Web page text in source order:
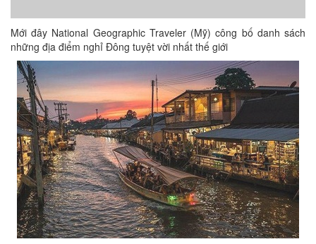
Mới đây National Geographic Traveler (Mỹ) công bố danh sách
những địa điểm nghỉ Đông tuyệt vời nhất thế giới